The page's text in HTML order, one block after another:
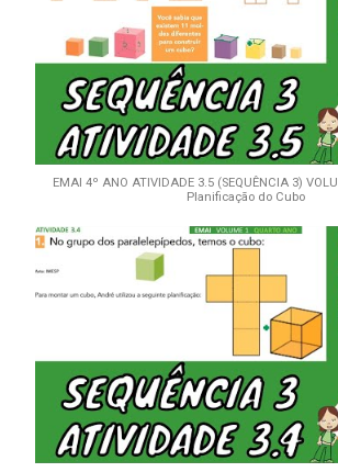
EMAI 4º ANO ATIVIDADE 3.5 (SEQUÊNCIA 3)
Planificação do Cubo